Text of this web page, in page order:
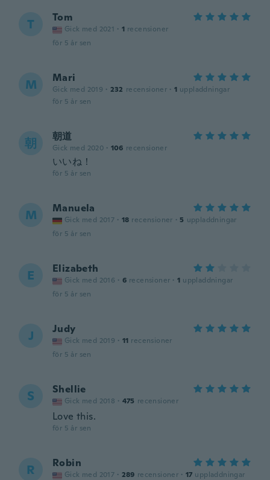
T Tom
Gick med 2021 · 1 recensioner
för 5 år sen
M Mari
Gick med 2019 · 232 recensioner · 1 uppladdningar
för 5 år sen
朝 朝道
Gick med 2020 · 106 recensioner
いいね！
för 5 år sen
M Manuela
Gick med 2017 · 18 recensioner · 5 uppladdningar
för 5 år sen
E Elizabeth
Gick med 2016 · 6 recensioner · 1 uppladdningar
för 5 år sen
J Judy
Gick med 2019 · 11 recensioner
för 5 år sen
S Shellie
Gick med 2018 · 475 recensioner
Love this.
för 5 år sen
R Robin
Gick med 2017 · 289 recensioner · 17 uppladdningar